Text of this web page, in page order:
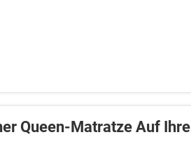
Queen-Matratze Auf Ihre